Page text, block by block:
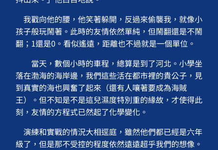
我戳向他的腰，他笑著躲開，反過來偷襲我，就像小
孩子般玩鬧著。此時的友情依然單純，但鬧翻還是不鬧
翻；1還是0。看似遙遠，距離也不過就是一個單位。
當天，數個小時的車程，總算是到了河北。小學坐
落在渤海的海岸邊，我們這些活在都市裡的貴公子，見
到真實的海也興奮了起來（還有人嚷著要成為海賊
王）。但不知是不是這兒濕度特別重的緣故，才使得此
刻，友情的方程式已然起了化學變化。
演練和實戰的情況大相逕庭，雖然他們都已經是六年
級了，但是那不受控的程度依然遠遠超乎我們的想像。